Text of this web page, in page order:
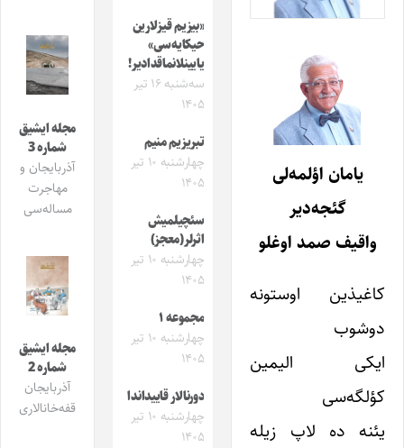
یامان اؤلمه‌لی
گئجه‌دیر
واقیف صمد اوغلو
کاغیذین اوستونه
دوشوب
ایکی الیمین
کؤلگه‌سی
یئنه ده لاپ زیله
«بیزیم قیزلارین
حیکایه‌سی»
یایینلانماقدادیر!
سه‌شنبه ۱۶ تیر
۱۴۰۵
تبریزیم منیم
چهارشنبه ۱۰ تیر
۱۴۰۵
سئچیلمیش
اثرلر(معجز)
چهارشنبه ۱۰ تیر
۱۴۰۵
مجموعه ۱
چهارشنبه ۱۰ تیر
۱۴۰۵
دورنالار قاییداندا
چهارشنبه ۱۰ تیر
۱۴۰۵
مجله ایشیق
شماره 3
آذربایجان و
مهاجرت
مساله‌سی
مجله ایشیق
شماره 2
آذربایجان
قفه‌خانالاری